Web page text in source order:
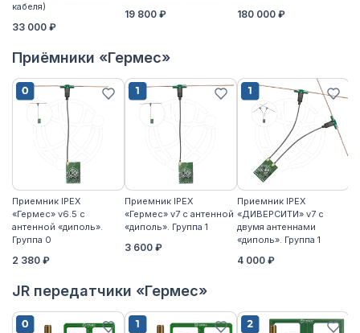
кабеля)
33 000 ₽
19 800 ₽ 180 000 ₽
Приёмники «Гермес»
Приемник IPEX
«Гермес» v6.5 с
антенной «диполь».
Группа 0
2 380 ₽
Приемник IPEX
«Гермес» v7 с антенной
«диполь». Группа 1
3 600 ₽
Приемник IPEX
«ДИВЕРСИТИ» v7 с
двумя антеннами
«диполь». Группа 1
4 000 ₽
JR передатчики «Гермес»